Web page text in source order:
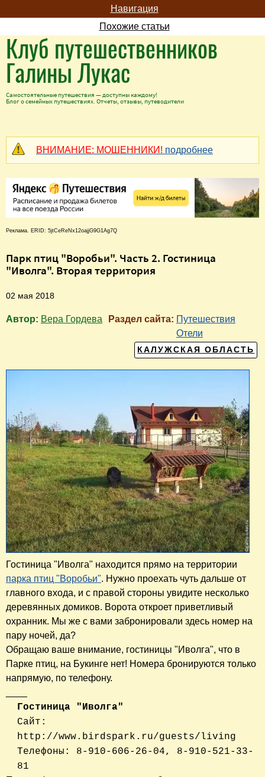
Навигация
Похожие статьи
Клуб путешественников
Галины Лукас
Самостоятельные путешествия — доступны каждому!
Блог о семейных путешествиях. Отчеты, отзывы, путеводители
ВНИМАНИЕ: МОШЕННИКИ! подробнее
Реклама. ERID: 5jtCeReNx12oajjG9G1Ag7Q
Парк птиц "Воробьи". Часть 2. Гостиница
"Иволга". Вторая территория
02 мая 2018
Автор: Вера Гордева Раздел сайта: Путешествия
Отели
КАЛУЖСКАЯ ОБЛАСТЬ
Гостиница "Иволга" находится прямо на территории
парка птиц "Воробьи". Нужно проехать чуть дальше от
главного входа, и с правой стороны увидите несколько
деревянных домиков. Ворота откроет приветливый
охранник. Мы же с вами забронировали здесь номер на
пару ночей, да?
Обращаю ваше внимание, гостиницы "Иволга", что в
Парке птиц, на Букинге нет! Номера бронируются только
напрямую, по телефону.
Гостиница "Иволга"
Сайт:
http://www.birdspark.ru/guests/living
Телефоны: 8-910-606-26-04, 8-910-521-33-
81